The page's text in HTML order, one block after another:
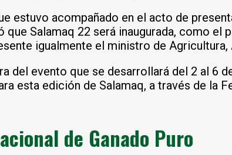
estuvo acompañado en el acto de
que Salamaq 22 será inaugurada, como
igualmente el ministro de
del evento que se desarrollará del 2 al 6
esta edición de Salamaq, a través de la
de Ganado Puro